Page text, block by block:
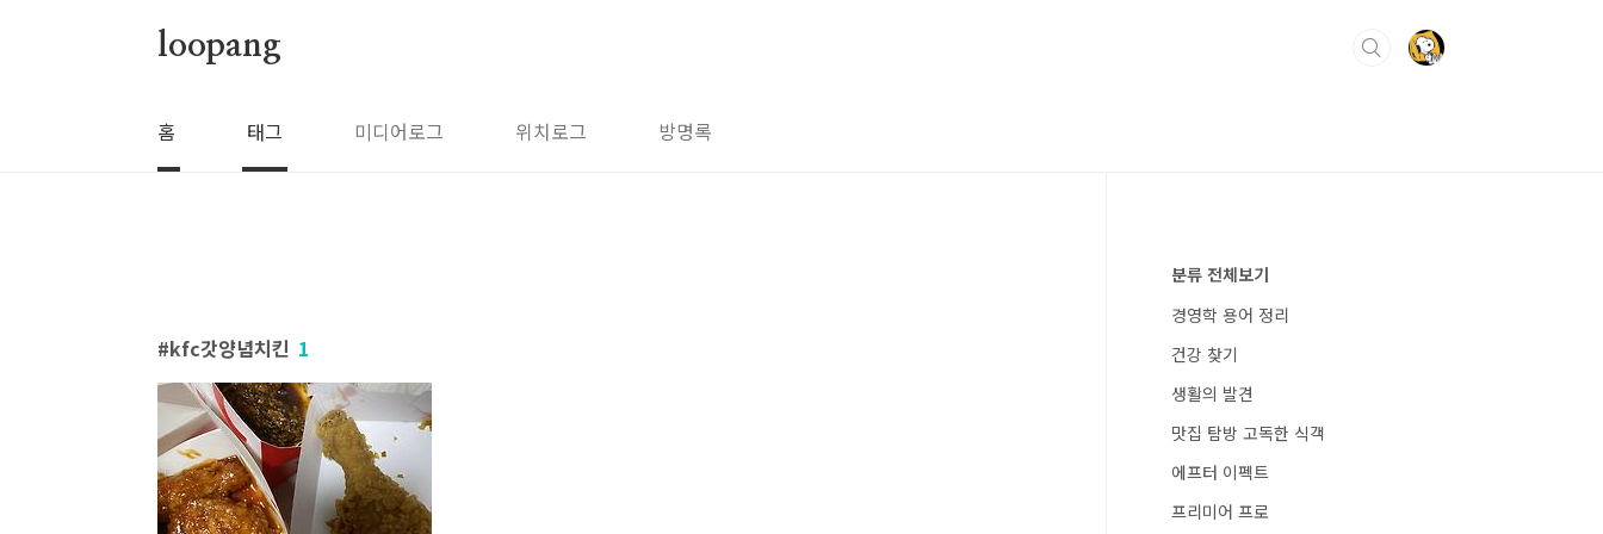
loopang
홈 태그 미디어로그 위치로그 방명록
kfc갓양념치킨 1
분류 전체보기
경영학 용어 정리
건강 찾기
생활의 발견
맛집 탐방 고독한 식객
에프터 이펙트
프리미어 프로